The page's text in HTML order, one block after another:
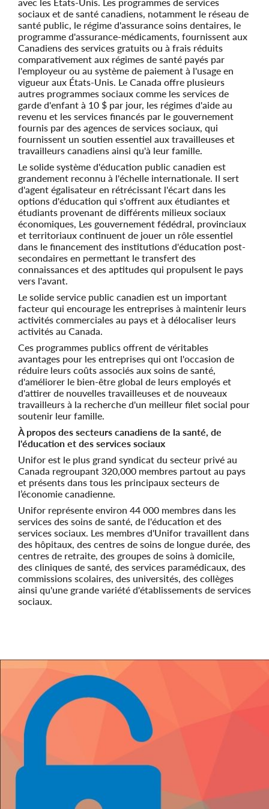
sociaux et de santé canadiens, notamment le réseau de
santé public, le régime d'assurance soins dentaires, le
programme d'assurance-médicaments, fournissent aux
Canadiens des services gratuits ou à frais réduits
comparativement aux régimes de santé payés par
l'employeur ou au système de paiement à l'usage en
vigueur aux États-Unis. Le Canada offre plusieurs
autres programmes sociaux comme les services de
garde d'enfant à 10 $ par jour, les régimes d'aide au
revenu et les services financés par le gouvernement
fournis par des agences de services sociaux, qui
fournissent un soutien essentiel aux travailleuses et
travailleurs canadiens ainsi qu'à leur famille.
Le solide système d'éducation public canadien est
grandement reconnu à l'échelle internationale. Il sert
d'agent égalisateur en rétrécissant l'écart dans les
options d'éducation qui s'offrent aux étudiantes et
étudiants provenant de différents milieux sociaux
économiques, Les gouvernement fédédral, provinciaux
et territoriaux continuent de jouer un rôle essentiel
dans le financement des institutions d'éducation post-
secondaires en permettant le transfert des
connaissances et des aptitudes qui propulsent le pays
vers l'avant.
Le solide service public canadien est un important
facteur qui encourage les entreprises à maintenir leurs
activités commerciales au pays et à délocaliser leurs
activités au Canada.
Ces programmes publics offrent de véritables
avantages pour les entreprises qui ont l'occasion de
réduire leurs coûts associés aux soins de santé,
d'améliorer le bien-être global de leurs employés et
d'attirer de nouvelles travailleuses et de nouveaux
travailleurs à la recherche d'un meilleur filet social pour
soutenir leur famille.
À propos des secteurs canadiens de la santé, de
l'éducation et des services sociaux
Unifor est le plus grand syndicat du secteur privé au
Canada regroupant 320,000 membres partout au pays
et présents dans tous les principaux secteurs de
l’économie canadienne.
Unifor représente environ 44 000 membres dans les
services des soins de santé, de l'éducation et des
services sociaux. Les membres d'Unifor travaillent dans
des hôpitaux, des centres de soins de longue durée, des
centres de retraite, des groupes de soins à domicile,
des cliniques de santé, des services paramédicaux, des
commissions scolaires, des universités, des collèges
ainsi qu'une grande variété d'établissements de services
sociaux.